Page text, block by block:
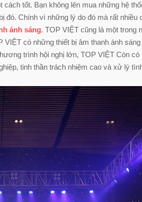
tốt. Bạn không lên mua những hệ
đó. Chính vì những lý do đó mà rất nhiều
ánh sáng. TOP VIỆT cũng là một trong
VIỆT có những thiết bị âm thanh ánh
trình hội nghị lớn, TOP VIỆT Còn có
tinh thần trách nhiệm cao và xử lý